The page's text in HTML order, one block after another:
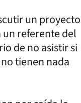
un proyecto
un referente del
de no asistir si
tienen nada